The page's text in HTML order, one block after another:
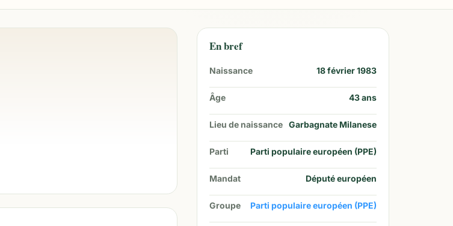
En bref
Naissance 18 février 1983
Âge 43ans
Lieu de naissance Garbagnate Milanese
Parti Parti populaire européen (PPE)
Mandat Député européen
Groupe Parti populaire européen (PPE)